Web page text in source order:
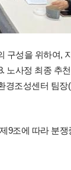
구성을 위하여,
노사정 최종 추
경조성센터 팀장
9조에 따라 분